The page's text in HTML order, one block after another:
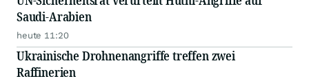
Saudi-Arabien
heute 11:20
Ukrainische Drohnenangriffe treffen zwei
Raffinerien